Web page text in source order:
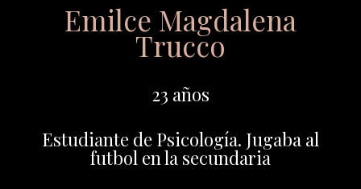
Emilce Magdalena
Trucco
23 años
Estudiante de Psicología. Jugaba al
futbol en la secundaria